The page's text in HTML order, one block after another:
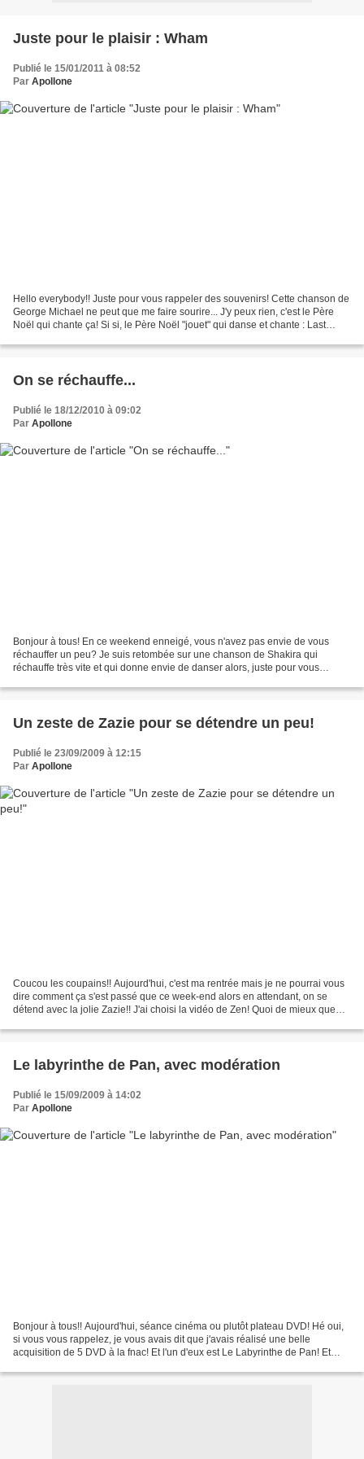
Juste pour le plaisir : Wham
Publié le 15/01/2011 à 08:52
Par Apollone
Hello everybody!! Juste pour vous rappeler des souvenirs! Cette chanson de
George Michael ne peut que me faire sourire... J'y peux rien, c'est le Père
Noël qui chante ça! Si si, le Père Noël "jouet" qui danse et chante : Last
On se réchauffe...
Publié le 18/12/2010 à 09:02
Par Apollone
Bonjour à tous! En ce weekend enneigé, vous n'avez pas envie de vous
réchauffer un peu? Je suis retombée sur une chanson de Shakira qui
réchauffe très vite et qui donne envie de danser alors, juste pour vous
Un zeste de Zazie pour se détendre un peu!
Publié le 23/09/2009 à 12:15
Par Apollone
Coucou les coupains!! Aujourd'hui, c'est ma rentrée mais je ne pourrai vous
dire comment ça s'est passé que ce week-end alors en attendant, on se
détend avec la jolie Zazie!! J'ai choisi la vidéo de Zen! Quoi de mieux que
Le labyrinthe de Pan, avec modération
Publié le 15/09/2009 à 14:02
Par Apollone
Bonjour à tous!! Aujourd'hui, séance cinéma ou plutôt plateau DVD! Hé oui,
si vous vous rappelez, je vous avais dit que j'avais réalisé une belle
acquisition de 5 DVD à la fnac! Et l'un d'eux est Le Labyrinthe de Pan! Et